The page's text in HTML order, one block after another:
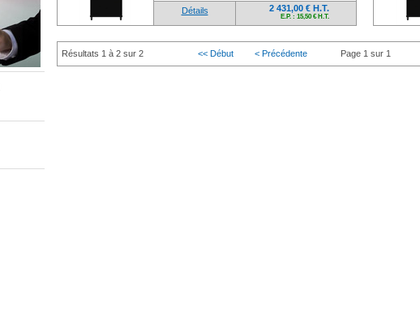
Détails 2 431,00 € H.T.
E.P. : 15,50 € H.T.
Résultats 1 à 2 sur 2 << Début < Précédente Page 1 sur 1